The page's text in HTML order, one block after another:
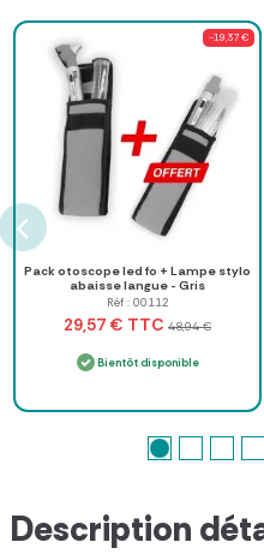
-19,37 €
Pack otoscope led fo + Lampe stylo
abaisse langue - Gris
Réf : 00112
29,57 € TTC 48,94 €
Bientôt disponible
Description